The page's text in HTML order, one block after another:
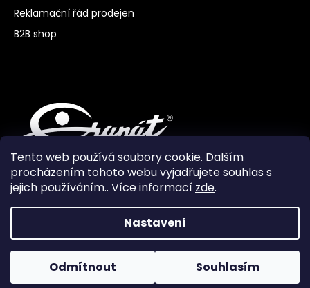
Tento web používá soubory cookie. Dalším
procházením tohoto webu vyjadřujete souhlas s
jejich používáním.. Více informací zde.
Nastavení
Odmítnout Souhlasím
Reklamační řád prodejen
B2B shop
Vytvořil Shoptet Premium
Copyright 2024Granát Turnov. Všechna práva